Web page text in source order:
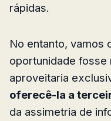
rápidas.
No entanto, vamos
oportunidade fosse
aproveitaria
oferecê-la a
da assimetria de